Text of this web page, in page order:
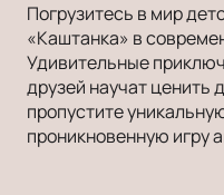
Погрузитесь в мир
«Каштанка» в
Удивительные
друзей научат ценить
пропустите
проникновенную игру